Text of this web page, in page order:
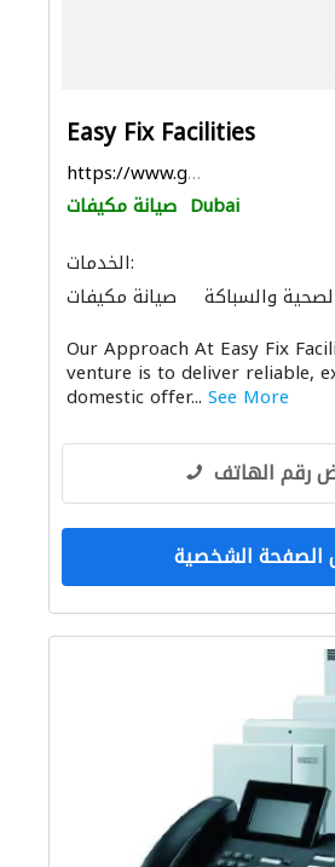
Easy Fix Facilities
https://www.google.com/maps/place/EasyFix+Faciliti...
صيانة مكيفات Dubai
الخدمات:
صيانة مكيفات
والسباكة
عامل يدوي حدّاد أقفال
أمن المنازل نقل اثاث
أنظمة أمن وتركيب الشبكات
الأثاث والمفروشات المنزلية
الأجهزة المنزلية والمطابخ
صيانة المباني المنيوم
Our Approach At Easy Fix
venture is to deliver reliable,
domestic offer... See More
رقم الهاتف
الشخصية